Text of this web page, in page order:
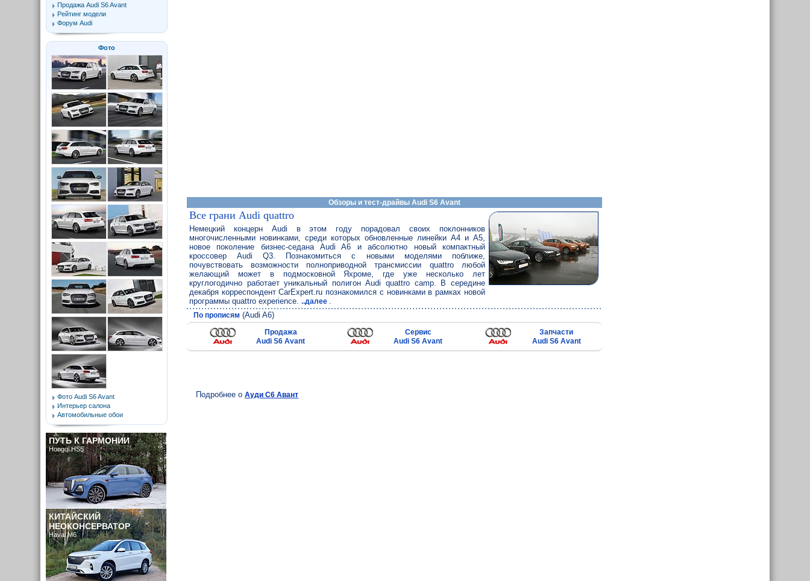
Обзоры и тест-драйвы Audi S6 Avant
Все грани Audi quattro
Немецкий концерн Audi в этом году порадовал своих поклонников
многочисленными новинками, среди которых обновленные линейки A4 и A5,
новое поколение бизнес-седана Audi A6 и абсолютно новый компактный
кроссовер Audi Q3. Познакомиться с новыми моделями поближе,
почувствовать возможности полноприводной трансмиссии quattro любой
желающий может в подмосковной Яхроме, где уже несколько лет
круглогодично работает уникальный полигон Audi quattro camp. В середине
декабря корреспондент CarExpert.ru познакомился с новинками в рамках новой
программы quattro experience. ..далее .
По прописям (Audi A6)
Продажа
Audi S6 Avant
Сервис
Audi S6 Avant
Запчасти
Audi S6 Avant
Подробнее оАуди С6 Авант
Продажа Audi S6 Avant
Рейтинг модели
Форум Audi
Фото
Фото Audi S6 Avant
Интерьер салона
Автомобильные обои
ПУТЬ К ГАРМОНИИ
Hongqi HS5
КИТАЙСКИЙ
НЕОКОНСЕРВАТОР
Haval M6